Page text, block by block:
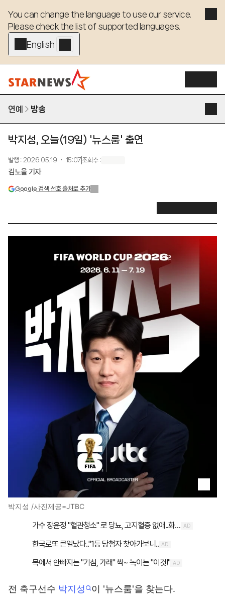
You can change the language to use our service.
Please check the list of supported languages.
English - EN
연예 방송
박지성, 오늘(19일) '뉴스룸' 출연
발행 : 2026.05.19 ・ 15:07 조회수:
김노을 기자
Google 검색 선호 출처로 추가
박지성 /사진제공=JTBC
전 축구선수 박지성 이 '뉴스룸'을 찾는다.